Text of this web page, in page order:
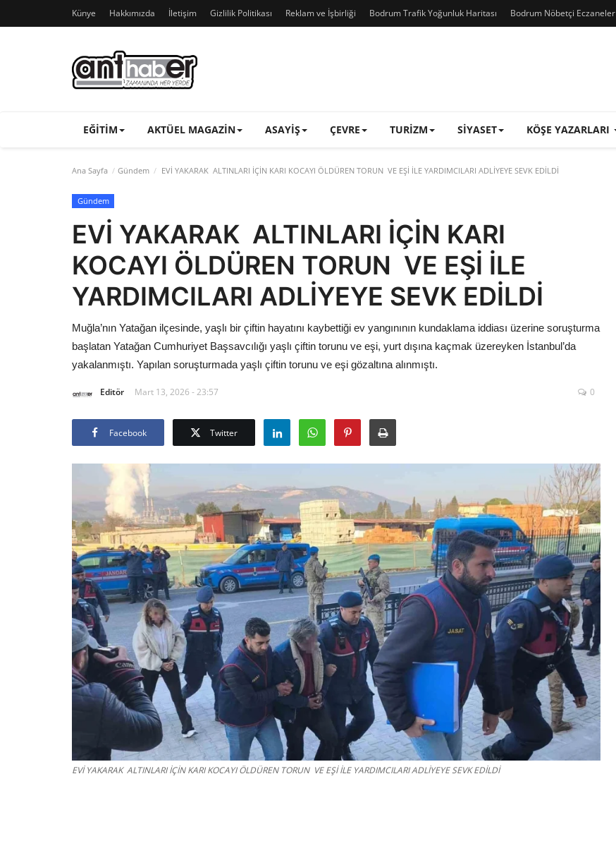
Künye Hakkımızda İletişim Gizlilik Politikası Reklam ve İşbirliği Bodrum Trafik Yoğunluk Haritası Bodrum Nöbetçi Eczaneler
EĞITIM AKTÜEL MAGAZIN ASAYIŞ ÇEVRE TURIZM SIYASET KÖŞE YAZARLARI
Ana Sayfa Gündem EVİ YAKARAK ALTINLARI İÇİN KARI KOCAYI ÖLDÜREN TORUN VE EŞİ İLE YARDIMCILARI ADLİYEYE SEVK EDİLDİ
Gündem
EVİ YAKARAK ALTINLARI İÇİN KARI
KOCAYI ÖLDÜREN TORUN VE EŞİ İLE
YARDIMCILARI ADLİYEYE SEVK EDİLDİ
Muğla’nın Yatağan ilçesinde, yaşlı bir çiftin hayatını kaybettiği ev yangınının kundaklama iddiası üzerine soruşturma
başlatan Yatağan Cumhuriyet Başsavcılığı yaşlı çiftin torunu ve eşi, yurt dışına kaçmak üzereyken İstanbul’da
yakalanmıştı. Yapılan soruşturmada yaşlı çiftin torunu ve eşi gözaltına alınmıştı.
Editör Mart 13, 2026 - 23:57 0
Facebook Twitter
EVİ YAKARAK ALTINLARI İÇİN KARI KOCAYI ÖLDÜREN TORUN VE EŞİ İLE YARDIMCILARI ADLİYEYE SEVK EDİLDİ